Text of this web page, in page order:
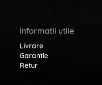
Informatii utile
Livrare
Garantie
Retur